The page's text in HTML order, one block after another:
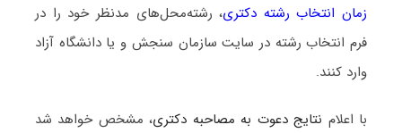
زمان انتخاب رشته دکتری، رشته‌محل‌های مدنظر خود را در
فرم انتخاب رشته در سایت سازمان سنجش و یا دانشگاه آزاد
وارد کنند.
با اعلام نتایج دعوت به مصاحبه دکتری، مشخص خواهد شد